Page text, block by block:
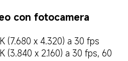
con fotocamera
(7.680 x 4.320) a 30 fps
(3.840 x 2.160) a 30 fps, 60